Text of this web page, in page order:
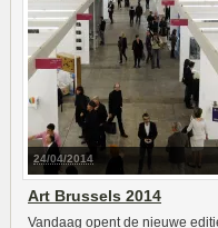
24/04/2014
Art Brussels 2014
Vandaag opent de nieuwe